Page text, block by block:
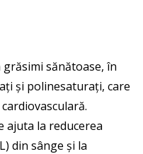
sănătoase, în
și polinesaturați, care
ajuta la reducerea
din sânge și la